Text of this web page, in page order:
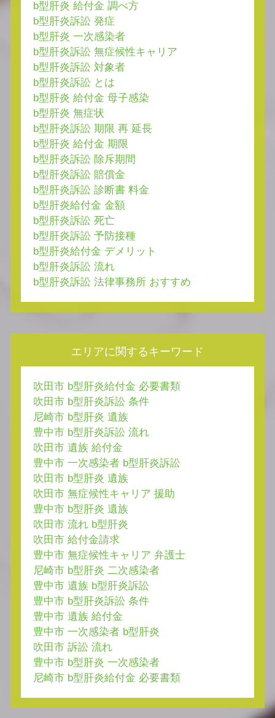
b型肝炎 給付金 調べ方
b型肝炎訴訟 発症
b型肝炎 一次感染者
b型肝炎訴訟 無症候性キャリア
b型肝炎訴訟 対象者
b型肝炎訴訟 とは
b型肝炎 給付金 母子感染
b型肝炎 無症状
b型肝炎訴訟 期限 再 延長
b型肝炎 給付金 期限
b型肝炎訴訟 除斥期間
b型肝炎訴訟 賠償金
b型肝炎訴訟 診断書 料金
b型肝炎給付金 金額
b型肝炎訴訟 死亡
b型肝炎訴訟 予防接種
b型肝炎給付金 デメリット
b型肝炎訴訟 流れ
b型肝炎訴訟 法律事務所 おすすめ
エリアに関するキーワード
吹田市 b型肝炎給付金 必要書類
吹田市 b型肝炎訴訟 条件
尼崎市 b型肝炎 遺族
豊中市 b型肝炎訴訟 流れ
吹田市 遺族 給付金
豊中市 一次感染者 b型肝炎訴訟
吹田市 b型肝炎 遺族
吹田市 無症候性キャリア 援助
豊中市 b型肝炎 遺族
吹田市 流れ b型肝炎
吹田市 給付金請求
豊中市 無症候性キャリア 弁護士
尼崎市 b型肝炎 二次感染者
豊中市 遺族 b型肝炎訴訟
豊中市 b型肝炎訴訟 条件
豊中市 遺族 給付金
豊中市 一次感染者 b型肝炎
吹田市 訴訟 流れ
豊中市 b型肝炎 一次感染者
尼崎市 b型肝炎給付金 必要書類